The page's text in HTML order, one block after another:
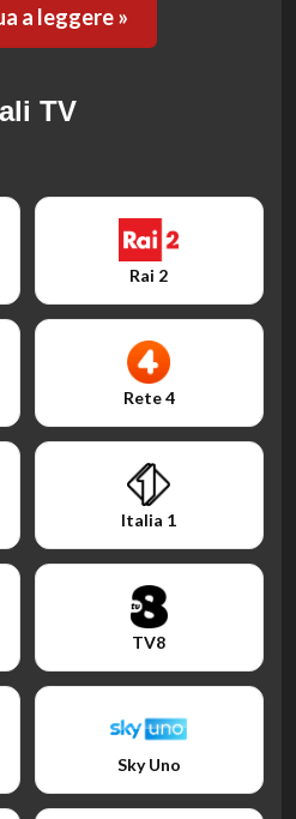
a leggere »
TV
Rai 2
Rete 4
Italia 1
TV8
Sky Uno